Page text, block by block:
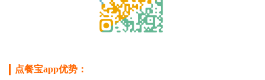
点餐宝app优势：